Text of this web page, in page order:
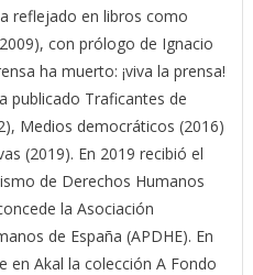
reflejado en libros como
con prólogo de Ignacio
ha muerto: ¡viva la prensa!
publicado Traficantes de
Medios democráticos (2016)
(2019). En 2019 recibió el
de Derechos Humanos
la Asociación
de España (APDHE). En
en Akal la colección A Fondo